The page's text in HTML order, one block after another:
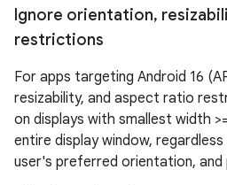
Ignore orientation,
restrictions
For apps targeting Android 16
resizability, and aspect ratio
on displays with smallest width
entire display window,
user's preferred orientation, and